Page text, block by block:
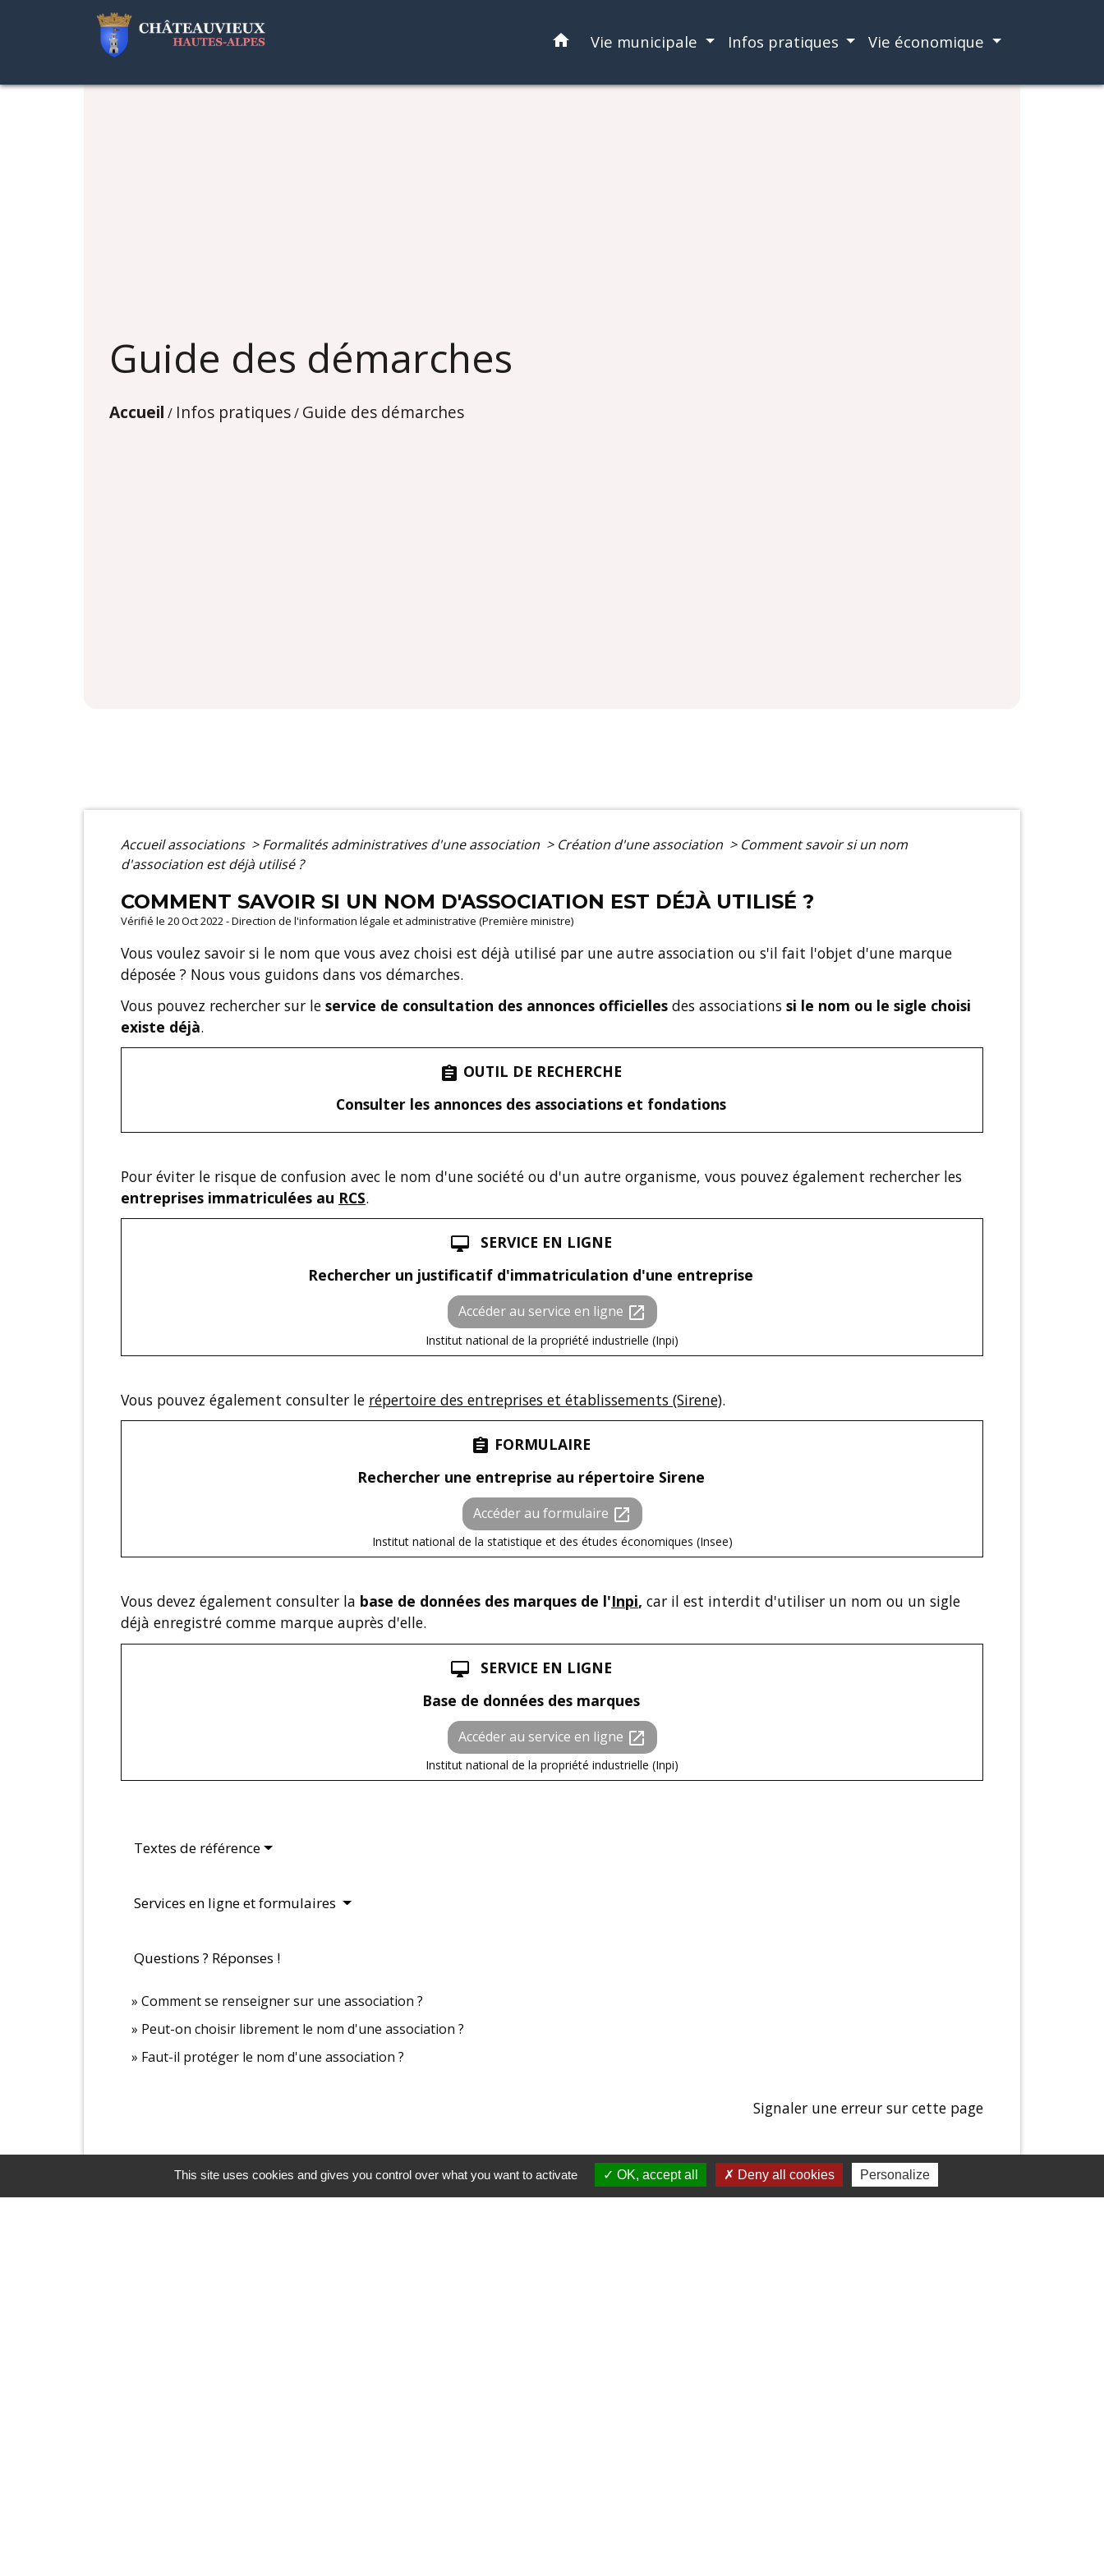
home Vie municipale Infos pratiques Vie économique
Guide des démarches
Accueil / Infos pratiques/ Guide des démarches
Accueil associations > Formalités administratives d'une association > Création d'une association > Comment savoir si un nom
d'association est déjà utilisé ?
COMMENT SAVOIR SI UN NOM D'ASSOCIATION EST DÉJÀ UTILISÉ ?
Vérifié le 20 Oct 2022 - Direction de l'information légale et administrative (Première ministre)
Vous voulez savoir si le nom que vous avez choisi est déjà utilisé par une autre association ou s'il fait l'objet d'une marque
déposée ? Nous vous guidons dans vos démarches.
Vous pouvez rechercher sur le service de consultation des annonces officielles des associations si le nom ou le sigle choisi
existe déjà.
assignment OUTIL DE RECHERCHE
Consulter les annonces des associations et fondations
Pour éviter le risque de confusion avec le nom d'une société ou d'un autre organisme, vous pouvez également rechercher les
entreprises immatriculées au RCS.
desktop_mac
SERVICE EN LIGNE
Rechercher un justificatif d'immatriculation d'une entreprise
Accéder au service en ligne open_in_new
Institut national de la propriété industrielle (Inpi)
Vous pouvez également consulter le répertoire des entreprises et établissements (Sirene).
assignment FORMULAIRE
Rechercher une entreprise au répertoire Sirene
Accéder au formulaire open_in_new
Institut national de la statistique et des études économiques (Insee)
Vous devez également consulter la base de données des marques de l'Inpi, car il est interdit d'utiliser un nom ou un sigle
déjà enregistré comme marque auprès d'elle.
desktop_mac
SERVICE EN LIGNE
Base de données des marques
Accéder au service en ligne open_in_new
Institut national de la propriété industrielle (Inpi)
Textes de référence
Services en ligne et formulaires
Questions ? Réponses !
Comment se renseigner sur une association ?
Peut-on choisir librement le nom d'une association ?
Faut-il protéger le nom d'une association ?
Signaler une erreur sur cette page
This site uses cookies and gives you control over what you want to activate OK, accept all Deny all cookies Personalize